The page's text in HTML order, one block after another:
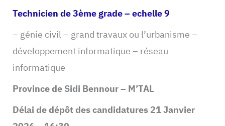
Technicien de 3ème grade – echelle 9
– génie civil – grand travaux ou l’urbanisme –
développement informatique – réseau
informatique
Province de Sidi Bennour – M’TAL
Délai de dépôt des candidatures 21 Janvier